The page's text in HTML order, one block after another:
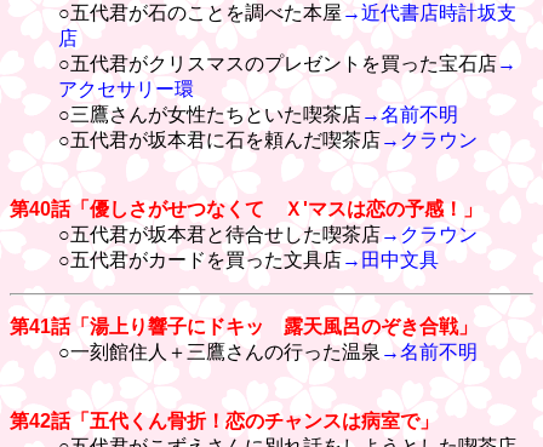
○五代君が石のことを調べた本屋 →近代書店時計坂支
店
○五代君がクリスマスのプレゼントを買った宝石店→
アクセサリー環
○三鷹さんが女性たちといた喫茶店→名前不明
○五代君が坂本君に石を頼んだ喫茶店→クラウン
第40話「優しさがせつなくて Ｘ'マスは恋の予感！」
○五代君が坂本君と待合せした喫茶店→クラウン
○五代君がカードを買った文具店→田中文具
第41話「湯上り響子にドキッ 露天風呂のぞき合戦」
○一刻館住人＋三鷹さんの行った温泉 →名前不明
第42話「五代くん骨折！恋のチャンスは病室で」